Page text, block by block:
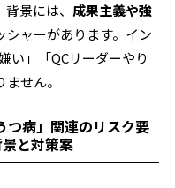
背景には、成果主義や強
シャーがあります。イン
い」「QCリーダーやり
せん。
つ病」関連のリスク要
と対策案